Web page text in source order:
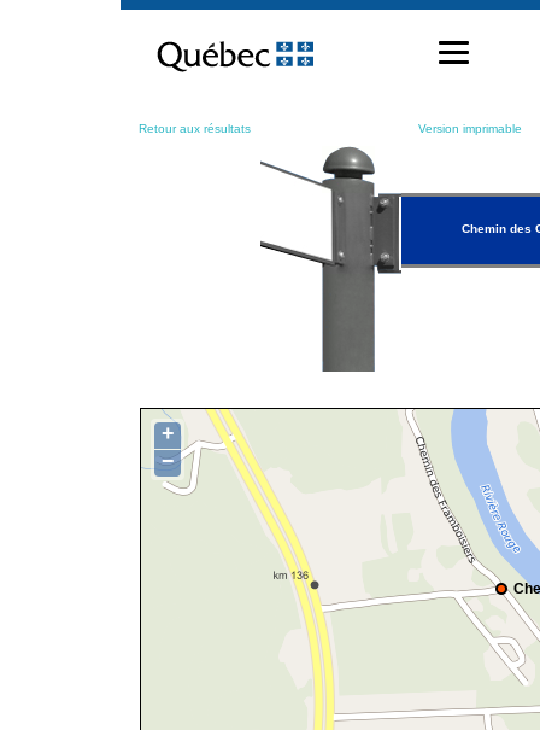
contenu
Retour aux résultats Version imprimable
Chemin des
+
−